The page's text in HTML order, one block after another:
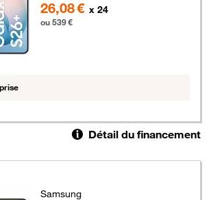
26,08 € x 24
ou 539 €
Détail du financement
Samsung